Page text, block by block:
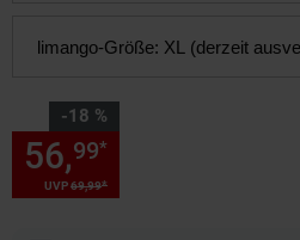
limango-Größe: XL (derzeit
-18 %
Sie Sparen 18 Prozent,
UVP69,99*
56,99*